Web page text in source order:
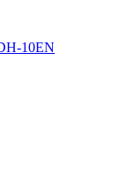
10EN